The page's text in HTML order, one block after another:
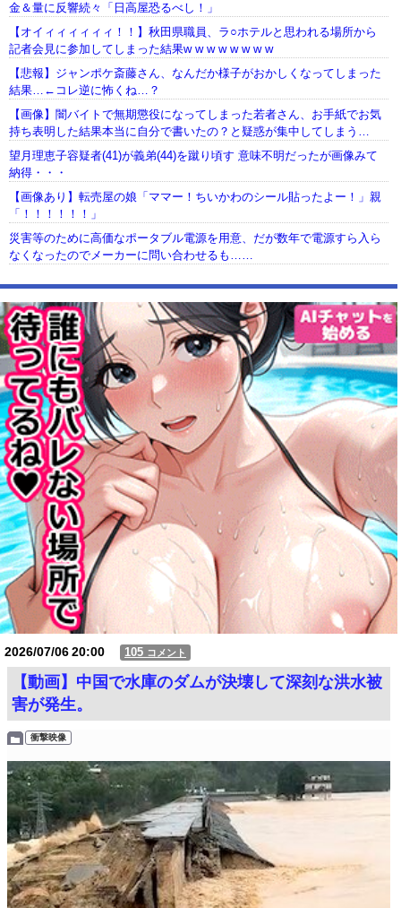
金＆量に反響続々「日高屋恐るべし！」
【オイィィィィィィ！！】秋田県職員、ラ○ホテルと思われる場所から
記者会見に参加してしまった結果w w w w w w w w
【悲報】ジャンポケ斎藤さん、なんだか様子がおかしくなってしまった
結果…←コレ逆に怖くね…？
【画像】闇バイトで無期懲役になってしまった若者さん、お手紙でお気
持ち表明した結果本当に自分で書いたの？と疑惑が集中してしまう…
望月理恵子容疑者(41)が義弟(44)を蹴り頃す 意味不明だったが画像みて
納得・・・
【画像あり】転売屋の娘「ママー！ちいかわのシール貼ったよー！」親
「！！！！！！」
災害等のために高価なポータブル電源を用意、だが数年で電源すら入ら
なくなったのでメーカーに問い合わせるも……
【動画】USJの禁止エリアに子どもたちが続々乱入 → スタッフが注意し
ても止まらない事態に
Powered by livedoor 相互RSS
2026/07/0620:00 105 コメント
【動画】中国で水庫のダムが決壊して深刻な洪水被
害が発生。
衝撃映像